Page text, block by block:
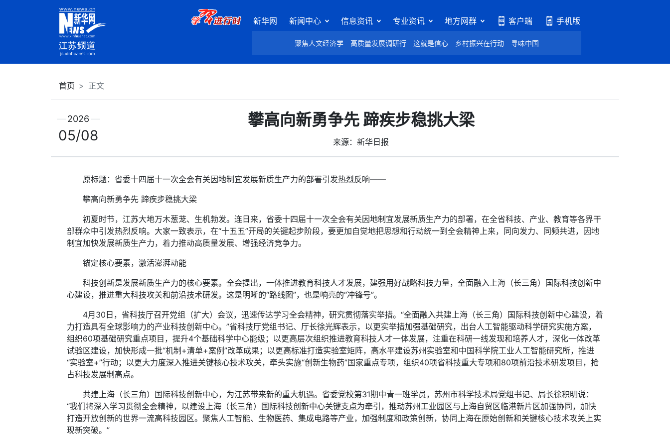
新华网 新闻中心 信息资讯 专业资讯 地方网群 客户端 手机版
聚焦人文经济学 高质量发展调研行 这就是信心 乡村振兴在行动 寻味中国
首页 正文
攀高向新勇争先 蹄疾步稳挑大梁
来源：新华日报
2026
05/08
原标题：省委十四届十一次全会有关因地制宜发展新质生产力的部署引发热烈反响——
攀高向新勇争先 蹄疾步稳挑大梁
初夏时节，江苏大地万木葱茏、生机勃发。连日来，省委十四届十一次全会有关因地制宜发展新质生产力的部署，在全省科技、产业、教育等各界干
部群众中引发热烈反响。大家一致表示，在“十五五”开局的关键起步阶段，要更加自觉地把思想和行动统一到全会精神上来，同向发力、同频共进，因地
制宜加快发展新质生产力，着力推动高质量发展、增强经济竞争力。
锚定核心要素，激活澎湃动能
科技创新是发展新质生产力的核心要素。全会提出，一体推进教育科技人才发展，建强用好战略科技力量，全面融入上海（长三角）国际科技创新中
心建设，推进重大科技攻关和前沿技术研发。这是明晰的“路线图”，也是响亮的“冲锋号”。
4月30日，省科技厅召开党组（扩大）会议，迅速传达学习全会精神，研究贯彻落实举措。“全面融入共建上海（长三角）国际科技创新中心建设，着
力打造具有全球影响力的产业科技创新中心。”省科技厅党组书记、厅长徐光辉表示，以更实举措加强基础研究，出台人工智能驱动科学研究实施方案，
组织60项基础研究重点项目，提升4个基础科学中心能级；以更高层次组织推进教育科技人才一体发展，注重在科研一线发现和培养人才，深化一体改革
试验区建设，加快形成一批“机制+清单+案例”改革成果；以更高标准打造实验室矩阵，高水平建设苏州实验室和中国科学院工业人工智能研究所，推进
“实验室+”行动；以更大力度深入推进关键核心技术攻关，牵头实施“创新生物药”国家重点专项，组织40项省科技重大专项和80项前沿技术研发项目，抢
占科技发展制高点。
共建上海（长三角）国际科技创新中心，为江苏带来新的重大机遇。省委党校第31期中青一班学员，苏州市科学技术局党组书记、局长徐积明说：
“我们将深入学习贯彻全会精神，以建设上海（长三角）国际科技创新中心关键支点为牵引，推动苏州工业园区与上海自贸区临港新片区加强协同，加快
打造开放创新的世界一流高科技园区。聚焦人工智能、生物医药、集成电路等产业，加强制度和政策创新，协同上海在原始创新和关键核心技术攻关上实
现新突破。”